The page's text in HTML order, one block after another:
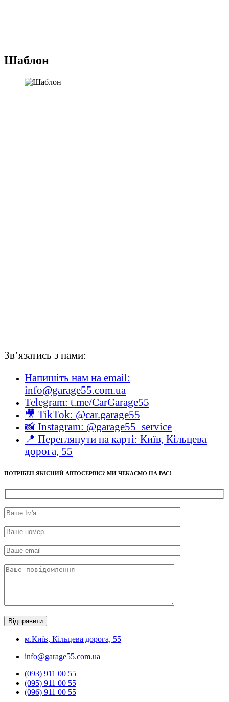
Шаблон
Зв’язатись з нами:
Напишіть нам на email:
info@garage55.com.ua
Telegram: t.me/CarGarage55
🎥 TikTok: @car.garage55
📸 Instagram: @garage55_service
📍 Переглянути на карті: Київ, Кільцева
дорога, 55
ПОТРІБЕН ЯКІСНИЙ АВТОСЕРВІС? МИ ЧЕКАЄМО НА ВАС!
м.Київ, Кільцева дорога, 55
info@garage55.com.ua
(093) 911 00 55
(095) 911 00 55
(096) 911 00 55